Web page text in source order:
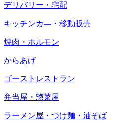
デリバリー・宅配
キッチンカ―・移動販売
焼肉・ホルモン
からあげ
ゴーストレストラン
弁当屋・惣菜屋
ラーメン屋・つけ麺・油そば